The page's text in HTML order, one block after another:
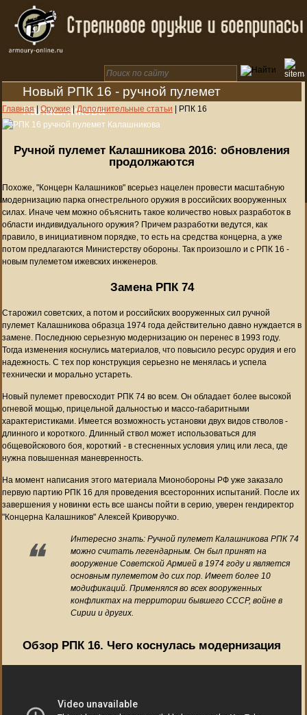
Новый РПК 16 - ручной пулемет
Калашникова
Главная|Оружие|Дополнительные статьи | РПК 16
Ручной пулемет Калашникова 2016: обновления
продолжаются
Похоже, "Концерн Калашников" всерьез нацелен провести масштабную
модернизацию парка огнестрельного оружия в российских вооруженных
силах. Иначе чем можно объяснить такое количество новых разработок в
области индивидуального оружия? Причем разработки ведутся, как
правило, в инициативном порядке, то есть на средства концерна, а уже
потом предлагаются Министерству обороны. Так произошло и с РПК 16 -
новым пулеметом ижевских инженеров.
Замена РПК 74
Старожил советских, а потом и российских вооруженных сил ручной
пулемет Калашникова образца 1974 года действительно давно нуждается в
замене. Последнюю серьезную модернизацию он перенес в 1993 году.
Тогда изменения коснулись материалов, что повысило ресурс орудия и его
надежность. С тех пор конструкция серьезно не менялась и успела
технически и морально устареть.
Новый пулемет превосходит РПК 74 во всем. Он обладает более высокой
огневой мощью, прицельной дальностью и массо-габаритными
характеристиками. Имеется возможность установки двух видов стволов -
длинного и короткого. Длинный ствол может использоваться для
общевойскового боя, короткий - в стесненных условия улиц или леса, где
нужна повышенная маневренность.
На момент написания этого материала Мионобороны РФ уже заказало
первую партию РПК 16 для проведения всесторонних испытаний. После их
завершения у новинки есть все шансы пойти в серию, уверен гендиректор
"Концерна Калашников" Алексей Криворучко.
Интересно знать: Ручной пулемет Калашникова РПК 74
можно считать легендарным. Он был принят на
вооружение Советской Армией в 1974 году и является
основным пулеметом до сих пор. Имеет более 10
модификаций. Применялся во всех вооруженных
конфликтах на территории бывшего СССР, войне в
Сирии и других.
Обзор РПК 16. Чего коснулась модернизация